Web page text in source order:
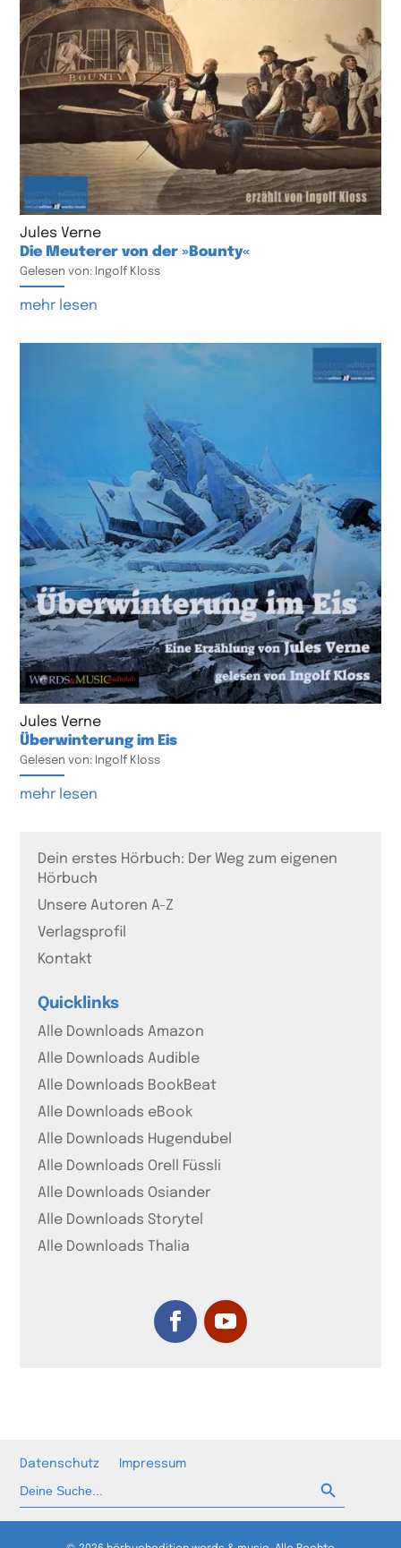
Jules Verne
Die Meuterer von der »Bounty«
Gelesen von: Ingolf Kloss
mehr lesen
Jules Verne
Überwinterung im Eis
Gelesen von: Ingolf Kloss
mehr lesen
Dein erstes Hörbuch: Der Weg zum eigenen
Hörbuch
Unsere Autoren A-Z
Verlagsprofil
Kontakt
Quicklinks
Alle Downloads Amazon
Alle Downloads Audible
Alle Downloads BookBeat
Alle Downloads eBook
Alle Downloads Hugendubel
Alle Downloads Orell Füssli
Alle Downloads Osiander
Alle Downloads Storytel
Alle Downloads Thalia
Datenschutz Impressum
nach: